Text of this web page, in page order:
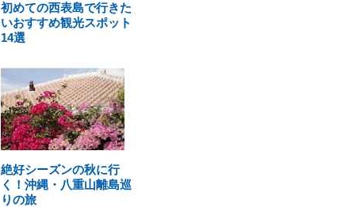
初めての西表島で行きた
いおすすめ観光スポット
14選
絶好シーズンの秋に行
く！沖縄・八重山離島巡
りの旅